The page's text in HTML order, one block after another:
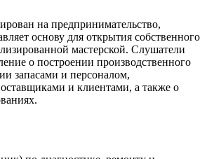
на предпринимательство,
основу для открытия собственного
мастерской. Слушатели
о построении производственного
запасами и персоналом,
и клиентами, а также о